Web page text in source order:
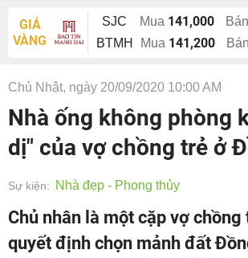
GIÁ
VÀNG
SJC Mua 141,000 Bán
BTMH Mua 141,200 Bán
Chủ Nhật, ngày 20/09/2020 10:00 AM
Nhà ống không phòng
dị" của vợ chồng trẻ ở
Sự kiện: Nhà đẹp - Phong thủy
Chủ nhân là một cặp vợ chồng
quyết định chọn mảnh đất